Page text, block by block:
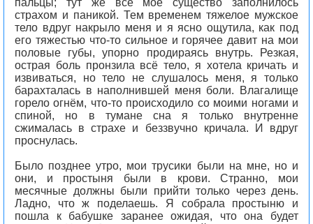
пальцы; тут же всё моё существо заполнилось
страхом и паникой. Тем временем тяжелое мужское
тело вдруг накрыло меня и я ясно ощутила, как под
его тяжестью что-то сильное и горячее давит на мои
половые губы, упорно продираясь внутрь. Резкая,
острая боль пронзила всё тело, я хотела кричать и
извиваться, но тело не слушалось меня, я только
барахталась в наполнившей меня боли. Влагалище
горело огнём, что-то происходило со моими ногами и
спиной, но в тумане сна я только внутренне
сжималась в страхе и беззвучно кричала. И вдруг
проснулась.
Было позднее утро, мои трусики были на мне, но и
они, и простыня были в крови. Странно, мои
месячные должны были прийти только через день.
Ладно, что ж поделаешь. Я собрала простыню и
пошла к бабушке заранее ожидая, что она будет